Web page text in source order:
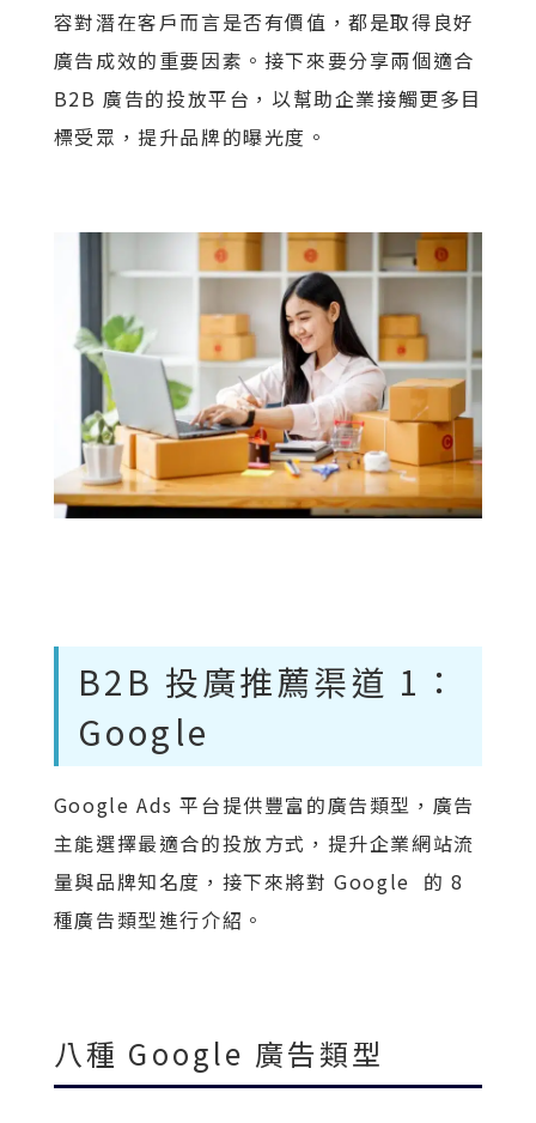
容對潛在客戶而言是否有價值，都是取得良好
廣告成效的重要因素。接下來要分享兩個適合
B2B 廣告的投放平台，以幫助企業接觸更多目
標受眾，提升品牌的曝光度。
B2B 投廣推薦渠道 1：
Google
Google Ads 平台提供豐富的廣告類型，廣告
主能選擇最適合的投放方式，提升企業網站流
量與品牌知名度，接下來將對 Google 的 8
種廣告類型進行介紹。
八種 Google 廣告類型